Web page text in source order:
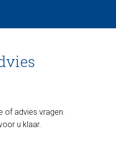
of advies vragen.
u klaar.